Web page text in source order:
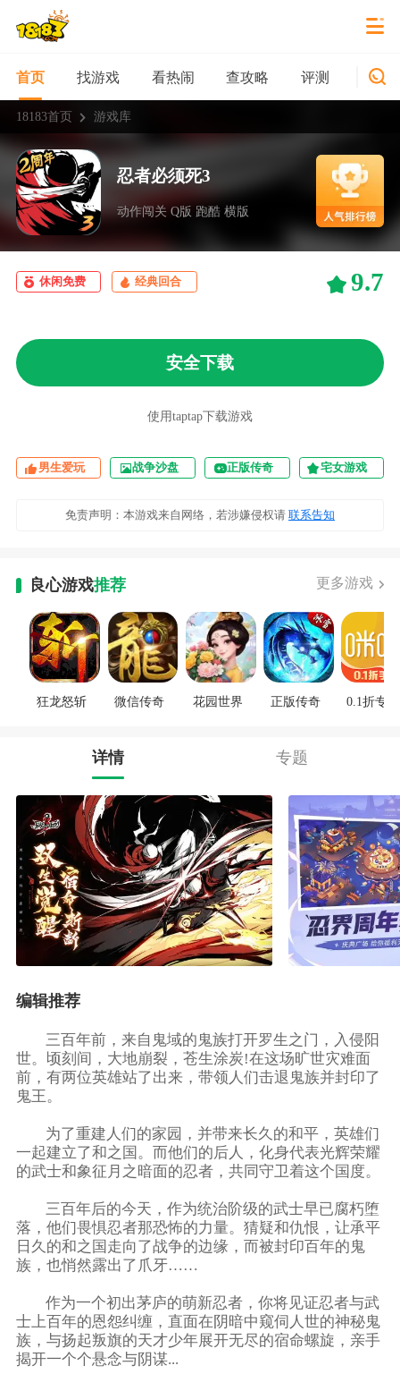
首页 找游戏 看热闹 查攻略 评测 新游
18183首页 游戏库
忍者必须死3
动作闯关 Q版 跑酷 横版
休闲免费 经典回合 9.7
安全下载
使用taptap下载游戏
男生爱玩 战争沙盘 正版传奇 宅女游戏
免责声明：本游戏来自网络，若涉嫌侵权请 联系告知
良心游戏推荐 更多游戏
狂龙怒斩 微信传奇 花园世界 正版传奇 0.1折专区
详情 专题
编辑推荐
三百年前，来自鬼域的鬼族打开罗生之门，入侵阳
世。顷刻间，大地崩裂，苍生涂炭!在这场旷世灾难面
前，有两位英雄站了出来，带领人们击退鬼族并封印了
鬼王。
为了重建人们的家园，并带来长久的和平，英雄们
一起建立了和之国。而他们的后人，化身代表光辉荣耀
的武士和象征月之暗面的忍者，共同守卫着这个国度。
三百年后的今天，作为统治阶级的武士早已腐朽堕
落，他们畏惧忍者那恐怖的力量。猜疑和仇恨，让承平
日久的和之国走向了战争的边缘，而被封印百年的鬼
族，也悄然露出了爪牙……
作为一个初出茅庐的萌新忍者，你将见证忍者与武
士上百年的恩怨纠缠，直面在阴暗中窥伺人世的神秘鬼
族，与扬起叛旗的天才少年展开无尽的宿命螺旋，亲手
揭开一个个悬念与阴谋...